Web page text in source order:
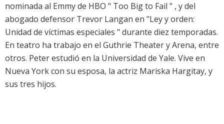
nominada al Emmy de HBO " Too Big to Fail " , y del
abogado defensor Trevor Langan en "Ley y orden:
Unidad de víctimas especiales " durante diez temporadas.
En teatro ha trabajo en el Guthrie Theater y Arena, entre
otros. Peter estudió en la Universidad de Yale. Vive en
Nueva York con su esposa, la actriz Mariska Hargitay, y
sus tres hijos.